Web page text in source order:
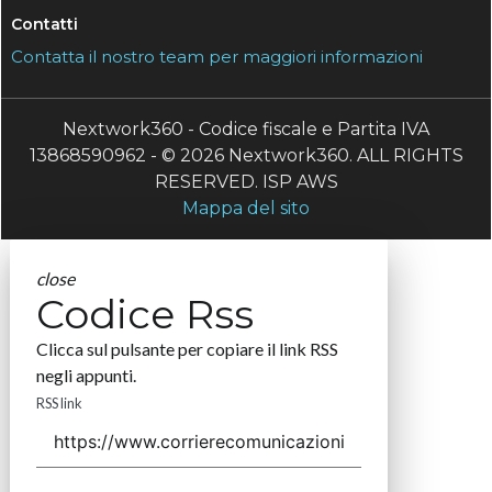
Contatti
Contatta il nostro team per maggiori informazioni
Nextwork360 - Codice fiscale e Partita IVA
13868590962 - © 2026 Nextwork360. ALL RIGHTS
RESERVED. ISP AWS
Mappa del sito
close
Codice Rss
Clicca sul pulsante per copiare il link RSS
negli appunti.
RSS link